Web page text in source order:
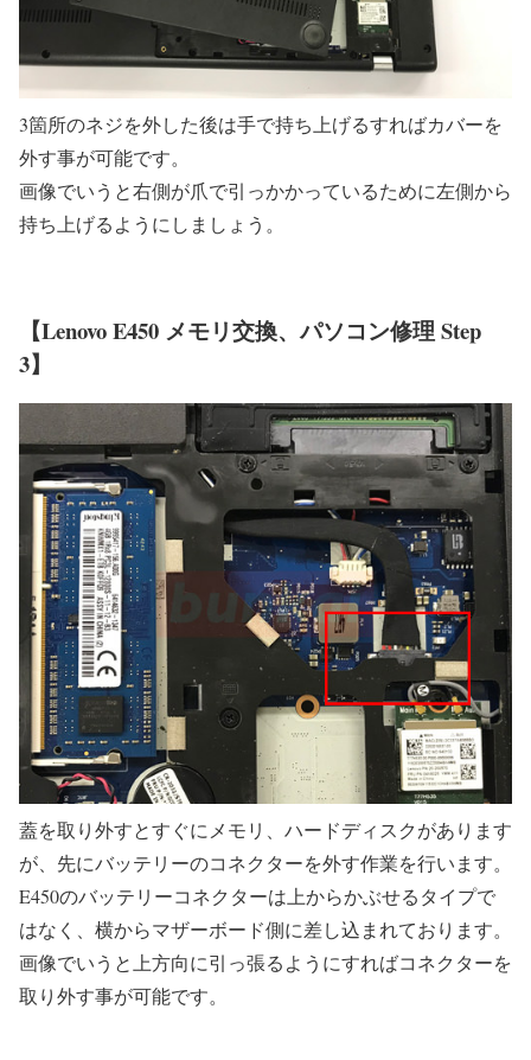
3箇所のネジを外した後は手で持ち上げるすればカバーを
外す事が可能です。
画像でいうと右側が爪で引っかかっているために左側から
持ち上げるようにしましょう。
【Lenovo E450 メモリ交換、パソコン修理 Step
3】
蓋を取り外すとすぐにメモリ、ハードディスクがあります
が、先にバッテリーのコネクターを外す作業を行います。
E450のバッテリーコネクターは上からかぶせるタイプで
はなく、横からマザーボード側に差し込まれております。
画像でいうと上方向に引っ張るようにすればコネクターを
取り外す事が可能です。